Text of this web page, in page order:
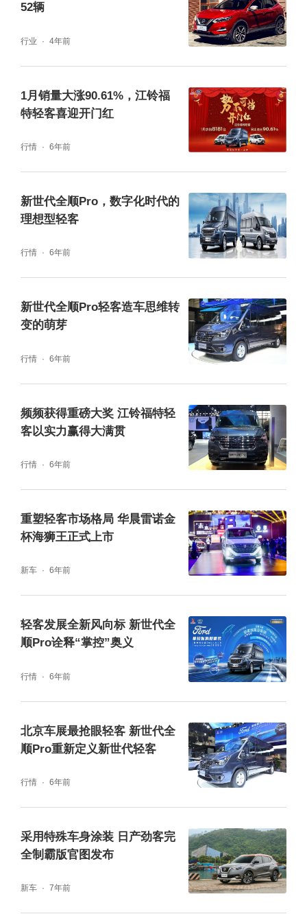
52辆
行业 4年前
1月销量大涨90.61%，江铃福
特轻客喜迎开门红
行情 6年前
新世代全顺Pro，数字化时代的
理想型轻客
行情 6年前
新世代全顺Pro轻客造车思维转
变的萌芽
行情 6年前
频频获得重磅大奖 江铃福特轻
客以实力赢得大满贯
行情 6年前
重塑轻客市场格局 华晨雷诺金
杯海狮王正式上市
新车 6年前
轻客发展全新风向标 新世代全
顺Pro诠释“掌控”奥义
行情 6年前
北京车展最抢眼轻客 新世代全
顺Pro重新定义新世代轻客
行情 6年前
采用特殊车身涂装 日产劲客完
全制霸版官图发布
新车 7年前